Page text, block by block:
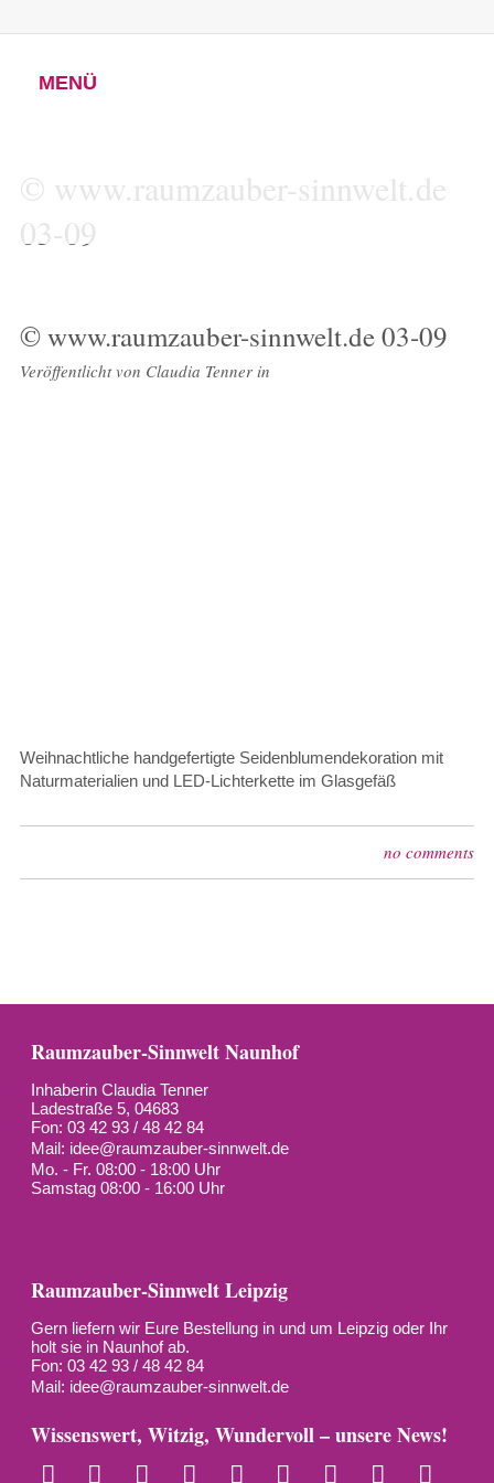
MENÜ
© www.raumzauber-sinnwelt.de
03-09
© www.raumzauber-sinnwelt.de 03-09
Veröffentlicht von Claudia Tennerin
Weihnachtliche handgefertigte Seidenblumendekoration mit
Naturmaterialien und LED-Lichterkette im Glasgefäß
no comments
Raumzauber-Sinnwelt Naunhof
Inhaberin Claudia Tenner
Ladestraße 5, 04683
Fon: 03 42 93 / 48 42 84
Mail: idee@raumzauber-sinnwelt.de
Mo. - Fr. 08:00 - 18:00 Uhr
Samstag 08:00 - 16:00 Uhr
Raumzauber-Sinnwelt Leipzig
Gern liefern wir Eure Bestellung in und um Leipzig oder Ihr
holt sie in Naunhof ab.
Fon: 03 42 93 / 48 42 84
Mail: idee@raumzauber-sinnwelt.de
Wissenswert, Witzig, Wundervoll – unsere News!